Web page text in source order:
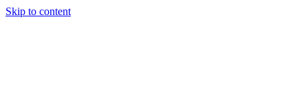
Skip to content